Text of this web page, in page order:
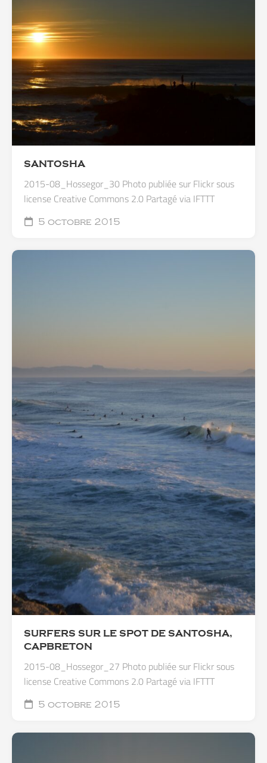
SANTOSHA
2015-08_Hossegor_30 Photo publiée sur Flickr sous
license Creative Commons 2.0 Partagé via IFTTT
5 octobre 2015
SURFERS SUR LE SPOT DE SANTOSHA,
CAPBRETON
2015-08_Hossegor_27 Photo publiée sur Flickr sous
license Creative Commons 2.0 Partagé via IFTTT
5 octobre 2015